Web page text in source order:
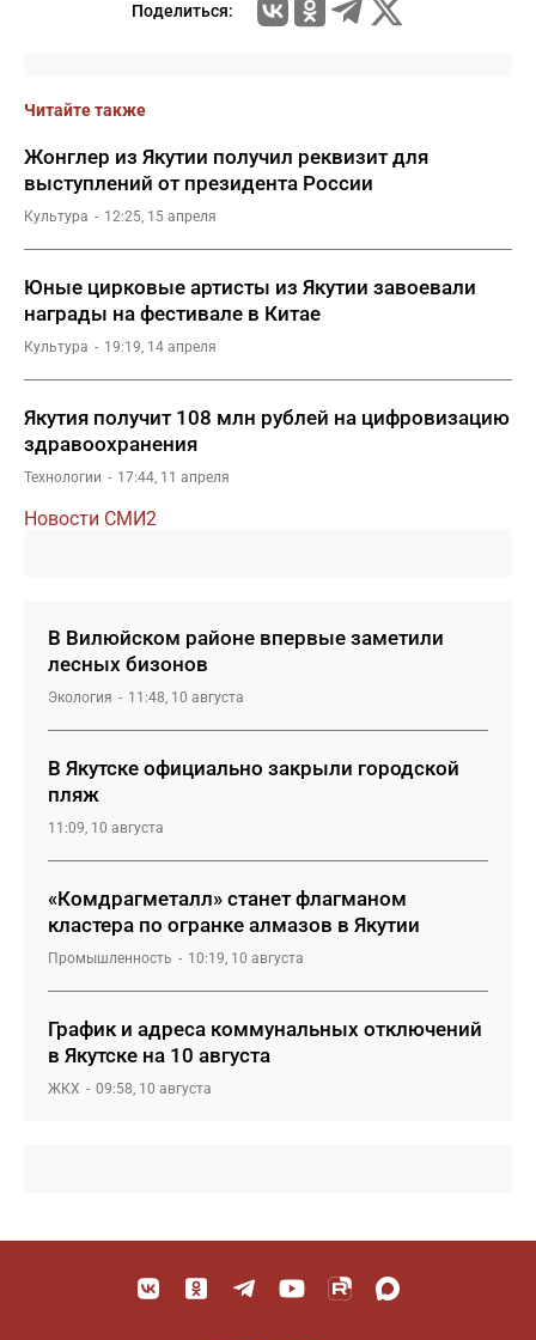
Поделиться:
Читайте также
Жонглер из Якутии получил реквизит для
выступлений от президента России
Культура 12:25, 15 апреля
Юные цирковые артисты из Якутии завоевали
награды на фестивале в Китае
Культура 19:19, 14 апреля
Якутия получит 108 млн рублей на цифровизацию
здравоохранения
Технологии 17:44, 11 апреля
Новости СМИ2
В Вилюйском районе впервые заметили
лесных бизонов
Экология 11:48, 10 августа
В Якутске официально закрыли городской
пляж
11:09, 10 августа
«Комдрагметалл» станет флагманом
кластера по огранке алмазов в Якутии
Промышленность 10:19, 10 августа
График и адреса коммунальных отключений
в Якутске на 10 августа
ЖКХ 09:58, 10 августа